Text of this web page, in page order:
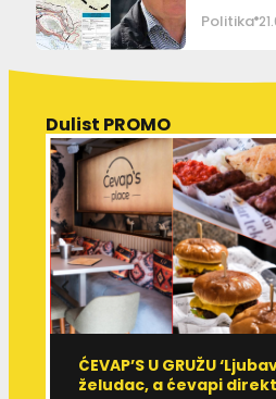
Politika
Dulist PROMO
ĆEVAP’S U GRUŽU
želudac, a ćevapi